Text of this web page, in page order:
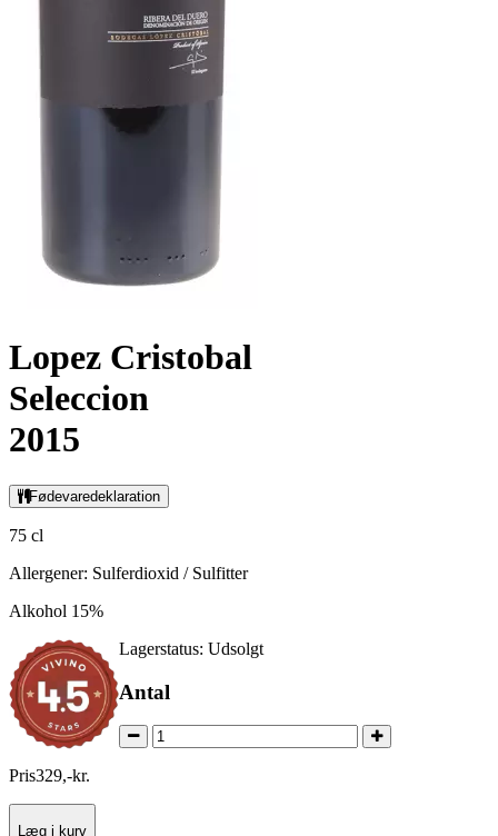
Lopez Cristobal
Seleccion
2015
Fødevaredeklaration
75 cl
Allergener: Sulferdioxid / Sulfitter
Alkohol 15%
Lagerstatus: Udsolgt
Antal
Pris329,-kr.
Læg i kurv